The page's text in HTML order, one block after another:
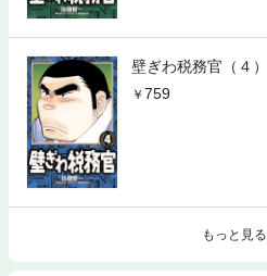
壁ぎわ税務官（４）
759
もっと見る